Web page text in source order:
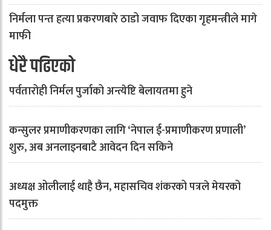
निर्मला पन्त हत्या प्रकरणबारे ठाडो जवाफ दिएका गृहमन्त्रीले मागे
माफी
धेरै पढिएको
पर्वतारोही निर्मल पुर्जाको अन्त्येष्टि बेलायतमा हुने
कन्सुलर प्रमाणीकरणका लागि ‘नेपाल ई-प्रमाणीकरण प्रणाली’
शुरु, अब अनलाइनबाटै आवेदन दिन सकिने
अध्यक्ष ओलीलाई थाहै छैन, महासचिव शंकरको पत्रले मेयरको
पदमुक्त